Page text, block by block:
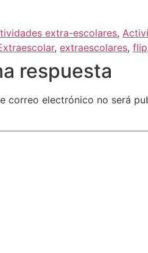
extra-escolares,
, extraescolares,
respuesta
correo electrónico no será